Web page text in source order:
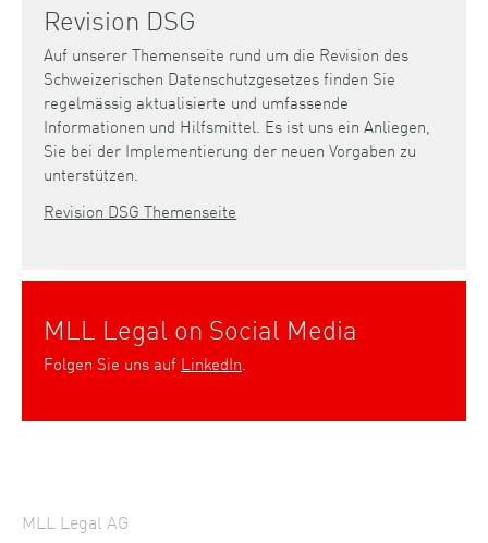
Revision DSG
Auf unserer Themenseite rund um die Revision des
Schweizerischen Datenschutzgesetzes finden Sie
regelmässig aktualisierte und umfassende
Informationen und Hilfsmittel. Es ist uns ein Anliegen,
Sie bei der Implementierung der neuen Vorgaben zu
unterstützen.
Revision DSG Themenseite
MLL Legal on Social Media
Folgen Sie uns auf LinkedIn
MLL Legal AG